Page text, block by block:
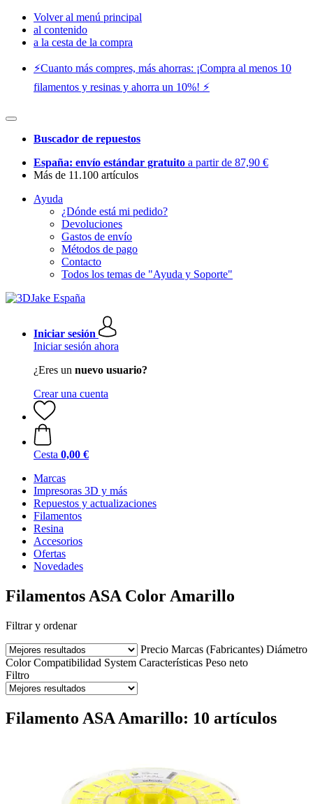
Volver al menú principal
al contenido
a la cesta de la compra
⚡️Cuanto más compres, más ahorras: ¡Compra al menos 10
filamentos y resinas y ahorra un 10%! ⚡️
Buscador de repuestos
España: envío estándar gratuito a partir de 87,90 €
Más de 11.100 artículos
Ayuda
¿Dónde está mi pedido?
Devoluciones
Gastos de envío
Métodos de pago
Contacto
Todos los temas de "Ayuda y Soporte"
Iniciar sesión
Iniciar sesión ahora
¿Eres un nuevo usuario?
Crear una cuenta
Cesta 0,00 €
Marcas
Impresoras 3D y más
Repuestos y actualizaciones
Filamentos
Resina
Accesorios
Ofertas
Novedades
Filamentos ASA Color Amarillo
Filtrar y ordenar
Precio Marcas (Fabricantes) Diámetro
Color Compatibilidad System Características Peso neto
Filtro
Filamento ASA Amarillo: 10 artículos